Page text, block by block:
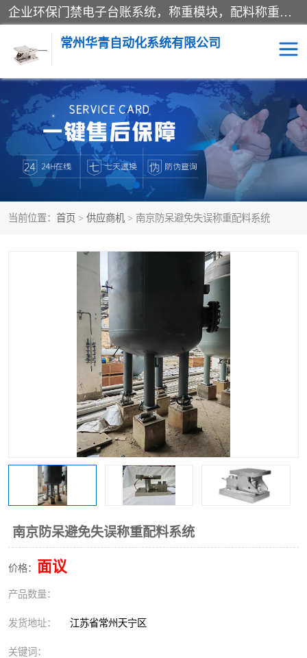
企业环保门禁电子台账系统，称重模块，配料称重系统,称重模块厂家,地磅称重系统,检重秤厂家 常州华青自动化主营：称重模块、无人值守称重系统、配料称重系统、地磅称重系统、检重秤、托利多称重模块等产品。各种称重软件，移动源环保门禁电子台账系统软件。 常州华青自动化系统有限公司7*24的电话支持服务、项目现场开发服务、新功能定制研发服务，产品培训、远程维护，现场安装调试工程等。
常州华青自动化系统有限公司
当前位置： 首页 > 供应商机 > 南京防呆避免失误称重配料系统
南京防呆避免失误称重配料系统
价格： 面议
产品数量：
发货地址： 江苏省常州天宁区
关键词：
称重模块 称重仪表
手工配料系统 屠宰管理软件
自动化配料系统 称重贴标机
屠宰轨道秤 检重秤
移动源环保门禁电子台账